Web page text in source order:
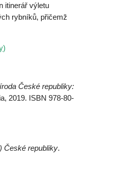
itinerář výletu
rybníků, přičemž
České republiky:
2019. ISBN 978-80-
České republiky.